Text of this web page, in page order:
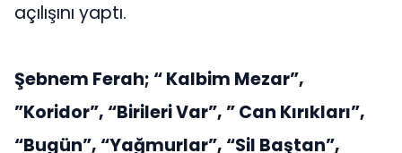
açılışını yaptı.
Şebnem Ferah; “ Kalbim Mezar”,
”Koridor”, “Birileri Var”, ” Can Kırıkları”,
“Bugün”, “Yağmurlar”, “Sil Baştan”,